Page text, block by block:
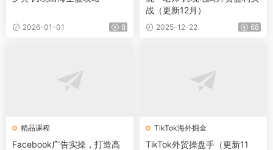
2026-01-01 8
战（更新12月）
2025-12-22 68
精品课程
Facebook广告实操，打造高
TikTok海外掘金
TikTok外贸操盘手（更新11